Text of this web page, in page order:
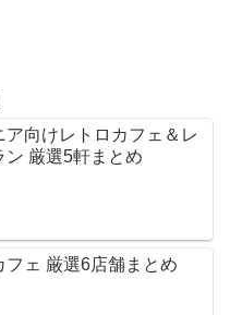
ア向けレトロカフェ＆レ
ン 厳選5軒まとめ
フェ 厳選6店舗まとめ